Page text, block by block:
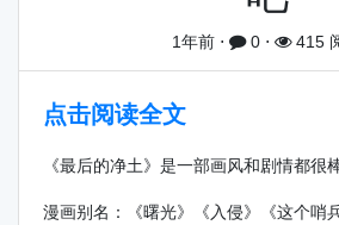
1年前 ⋅ 0 ⋅ 415
点击阅读全文
《最后的净土》是一部画风和剧情都很
漫画别名：《曙光》《入侵》《这个哨